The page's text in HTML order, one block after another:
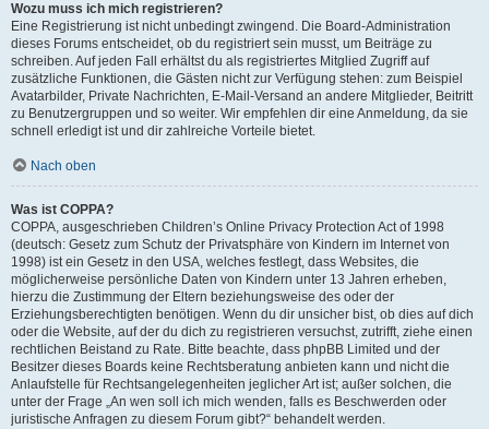
Wozu muss ich mich registrieren?
Eine Registrierung ist nicht unbedingt zwingend. Die Board-Administration
dieses Forums entscheidet, ob du registriert sein musst, um Beiträge zu
schreiben. Auf jeden Fall erhältst du als registriertes Mitglied Zugriff auf
zusätzliche Funktionen, die Gästen nicht zur Verfügung stehen: zum Beispiel
Avatarbilder, Private Nachrichten, E-Mail-Versand an andere Mitglieder, Beitritt
zu Benutzergruppen und so weiter. Wir empfehlen dir eine Anmeldung, da sie
schnell erledigt ist und dir zahlreiche Vorteile bietet.
Nach oben
Was ist COPPA?
COPPA, ausgeschrieben Children’s Online Privacy Protection Act of 1998
(deutsch: Gesetz zum Schutz der Privatsphäre von Kindern im Internet von
1998) ist ein Gesetz in den USA, welches festlegt, dass Websites, die
möglicherweise persönliche Daten von Kindern unter 13 Jahren erheben,
hierzu die Zustimmung der Eltern beziehungsweise des oder der
Erziehungsberechtigten benötigen. Wenn du dir unsicher bist, ob dies auf dich
oder die Website, auf der du dich zu registrieren versuchst, zutrifft, ziehe einen
rechtlichen Beistand zu Rate. Bitte beachte, dass phpBB Limited und der
Besitzer dieses Boards keine Rechtsberatung anbieten kann und nicht die
Anlaufstelle für Rechtsangelegenheiten jeglicher Art ist; außer solchen, die
unter der Frage „An wen soll ich mich wenden, falls es Beschwerden oder
juristische Anfragen zu diesem Forum gibt?“ behandelt werden.